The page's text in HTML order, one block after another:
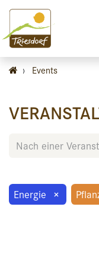
› Events
Energie ×